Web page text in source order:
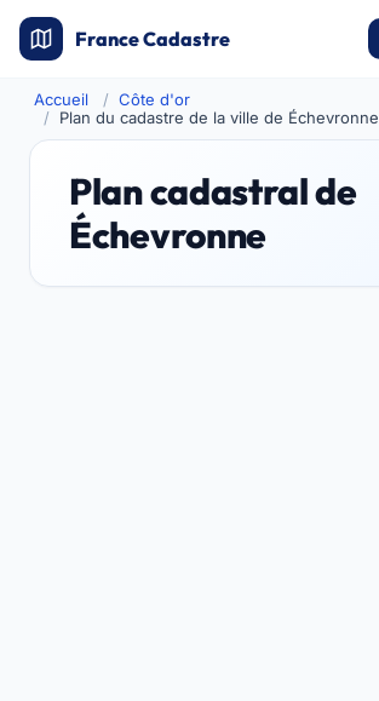
France Cadastre
Accueil
Côte d'or
Plan du cadastre de la ville de Échevronne
Plan cadastral de
Échevronne